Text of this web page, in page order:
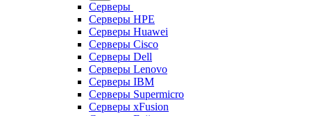
Серверы
Серверы HPE
Серверы Huawei
Серверы Cisco
Серверы Dell
Серверы Lenovo
Серверы IBM
Серверы Supermicro
Серверы xFusion